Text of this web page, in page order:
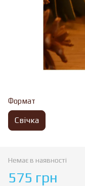
Формат
Свічка
Немає в наявності
575 грн